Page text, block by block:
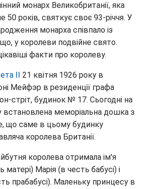
монарх Великобританії, яка
50 років, святкує своє 93-річчя. У
монарха співпало із
у королеви подвійне свято.
факти про королеву.
II 21 квітня 1926 року в
Мейфэр в резиденції графа
стріт, будинок № 17. Сьогодні на
встановлена меморіальна дошка з
що саме в цьому будинку
королева Британії.
королева отримала ім'я
матері) Марія (в честь бабусі) і
прабабусі). Маленьку принцесу в